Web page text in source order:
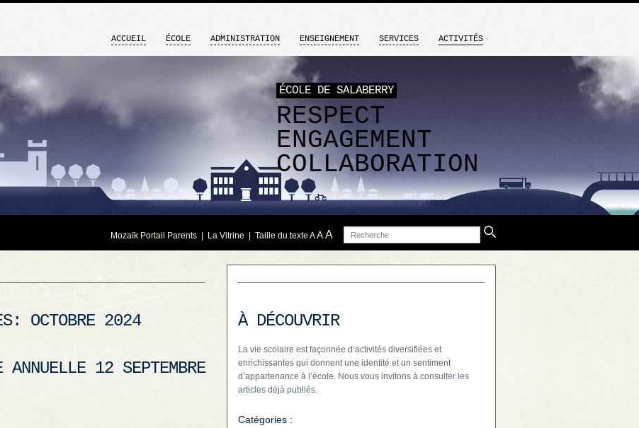
ÉCOLE DE SALABERRY
RESPECT
ENGAGEMENT
COLLABORATION
ACCUEIL ÉCOLE ADMINISTRATION ENSEIGNEMENT SERVICES ACTIVITÉS
Mozaïk Portail Parents La Vitrine | Taille du texte A AA Recherche
OCTOBRE 2024
ANNUELLE 12 SEPTEMBRE
À DÉCOUVRIR
La vie scolaire est façonnée d’activités diversifiées et
enrichissantes qui donnent une identité et un sentiment
d’appartenance à l’école. Nous vous invitons à consulter les
articles déjà publiés.
Catégories :